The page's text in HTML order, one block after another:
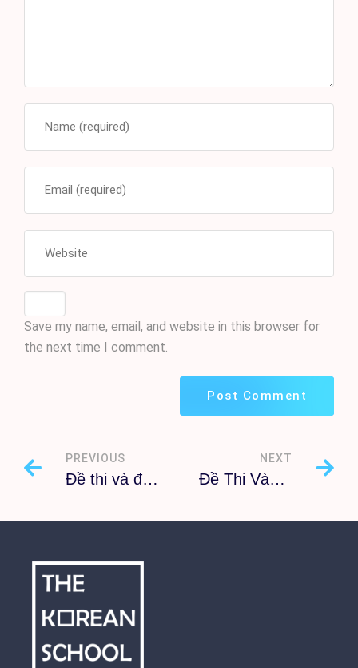
Save my name, email, and website in this browser for
the next time I comment.
PREVIOUS
Đề thi và đáp án THPT tiếng Hàn 2021
NEXT
Đề Thi Vào Lớp 10 Môn Tiếng Hàn Sở GD&ĐT Hà Nội Năm 2021